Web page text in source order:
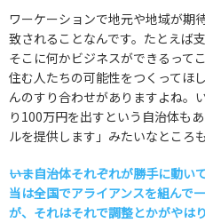
ワーケーションで地元や地域が期
致されることなんです。たとえば
そこに何かビジネスができるって
住む人たちの可能性をつくってほ
んのすり合わせがありますよね。
り100万円を出すという自治体も
ルを提供します」みたいなところ
――いま自治体それぞれが勝手に動
当は全国でアライアンスを組んで
が、それはそれで調整とかがやは